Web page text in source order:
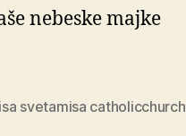
nebeske majke
svetamisa catholicchurch